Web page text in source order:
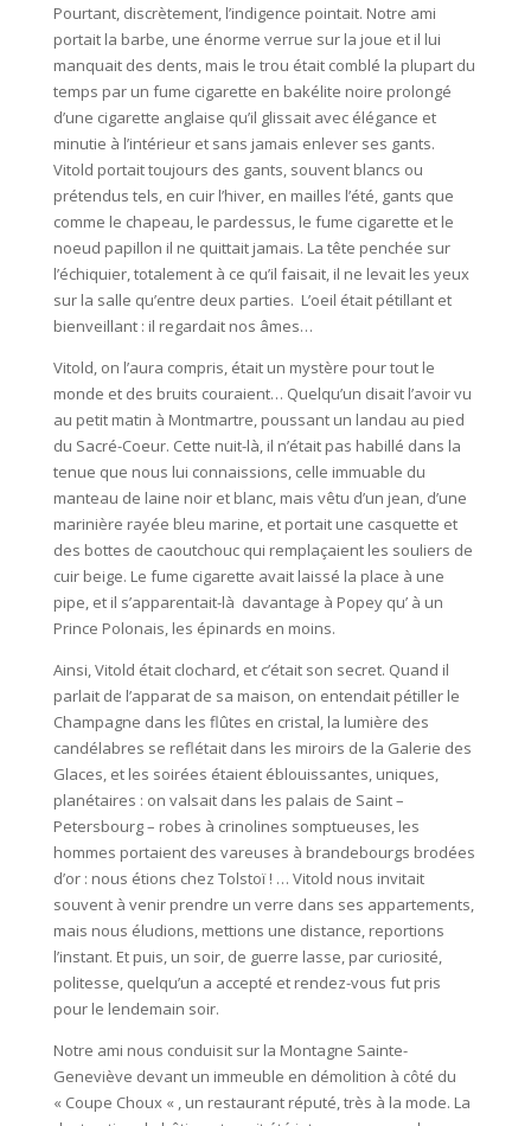
Pourtant, discrètement, l’indigence pointait. Notre ami
portait la barbe, une énorme verrue sur la joue et il lui
manquait des dents, mais le trou était comblé la plupart du
temps par un fume cigarette en bakélite noire prolongé
d’une cigarette anglaise qu’il glissait avec élégance et
minutie à l’intérieur et sans jamais enlever ses gants.
Vitold portait toujours des gants, souvent blancs ou
prétendus tels, en cuir l’hiver, en mailles l’été, gants que
comme le chapeau, le pardessus, le fume cigarette et le
noeud papillon il ne quittait jamais. La tête penchée sur
l’échiquier, totalement à ce qu’il faisait, il ne levait les yeux
sur la salle qu’entre deux parties. L’oeil était pétillant et
bienveillant : il regardait nos âmes…
Vitold, on l’aura compris, était un mystère pour tout le
monde et des bruits couraient… Quelqu’un disait l’avoir vu
au petit matin à Montmartre, poussant un landau au pied
du Sacré-Coeur. Cette nuit-là, il n’était pas habillé dans la
tenue que nous lui connaissions, celle immuable du
manteau de laine noir et blanc, mais vêtu d’un jean, d’une
marinière rayée bleu marine, et portait une casquette et
des bottes de caoutchouc qui remplaçaient les souliers de
cuir beige. Le fume cigarette avait laissé la place à une
pipe, et il s’apparentait-là davantage à Popey qu’ à un
Prince Polonais, les épinards en moins.
Ainsi, Vitold était clochard, et c’était son secret. Quand il
parlait de l’apparat de sa maison, on entendait pétiller le
Champagne dans les flûtes en cristal, la lumière des
candélabres se reflétait dans les miroirs de la Galerie des
Glaces, et les soirées étaient éblouissantes, uniques,
planétaires : on valsait dans les palais de Saint –
Petersbourg – robes à crinolines somptueuses, les
hommes portaient des vareuses à brandebourgs brodées
d’or : nous étions chez Tolstoï ! … Vitold nous invitait
souvent à venir prendre un verre dans ses appartements,
mais nous éludions, mettions une distance, reportions
l’instant. Et puis, un soir, de guerre lasse, par curiosité,
politesse, quelqu’un a accepté et rendez-vous fut pris
pour le lendemain soir.
Notre ami nous conduisit sur la Montagne Sainte-
Geneviève devant un immeuble en démolition à côté du
« Coupe Choux « , un restaurant réputé, très à la mode. La